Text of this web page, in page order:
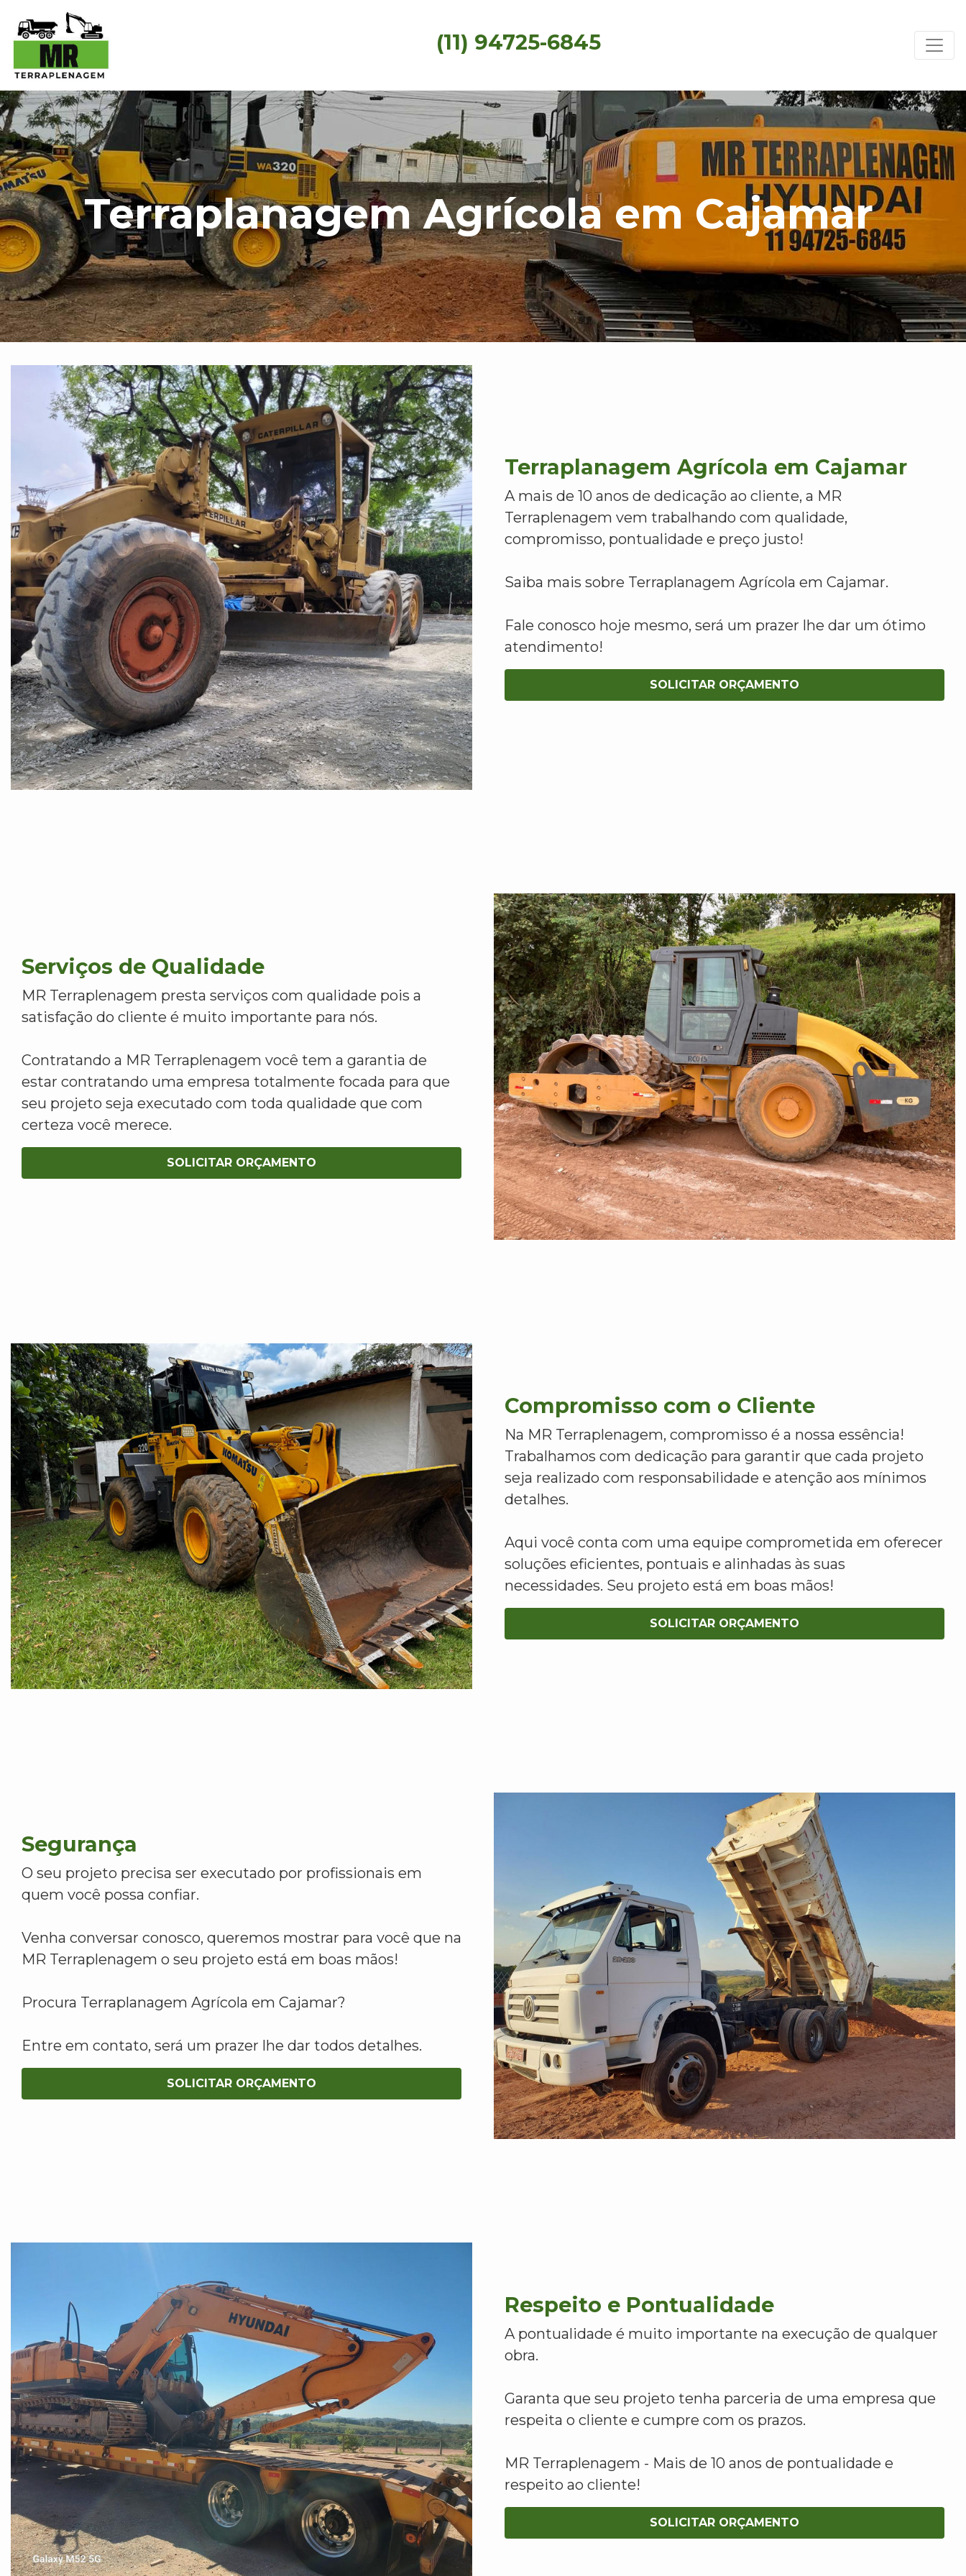
(11) 94725-6845
Terraplanagem Agrícola em Cajamar
Terraplanagem Agrícola em Cajamar
A mais de 10 anos de dedicação ao cliente, a MR
Terraplenagem vem trabalhando com qualidade,
compromisso, pontualidade e preço justo!
Saiba mais sobre Terraplanagem Agrícola em Cajamar.
Fale conosco hoje mesmo, será um prazer lhe dar um ótimo
atendimento!
SOLICITAR ORÇAMENTO
Serviços de Qualidade
MR Terraplenagem presta serviços com qualidade pois a
satisfação do cliente é muito importante para nós.
Contratando a MR Terraplenagem você tem a garantia de
estar contratando uma empresa totalmente focada para que
seu projeto seja executado com toda qualidade que com
certeza você merece.
SOLICITAR ORÇAMENTO
Compromisso com o Cliente
Na MR Terraplenagem, compromisso é a nossa essência!
Trabalhamos com dedicação para garantir que cada projeto
seja realizado com responsabilidade e atenção aos mínimos
detalhes.
Aqui você conta com uma equipe comprometida em oferecer
soluções eficientes, pontuais e alinhadas às suas
necessidades. Seu projeto está em boas mãos!
SOLICITAR ORÇAMENTO
Segurança
O seu projeto precisa ser executado por profissionais em
quem você possa confiar.
Venha conversar conosco, queremos mostrar para você que na
MR Terraplenagem o seu projeto está em boas mãos!
Procura Terraplanagem Agrícola em Cajamar?
Entre em contato, será um prazer lhe dar todos detalhes.
SOLICITAR ORÇAMENTO
Respeito e Pontualidade
A pontualidade é muito importante na execução de qualquer
obra.
Garanta que seu projeto tenha parceria de uma empresa que
respeita o cliente e cumpre com os prazos.
MR Terraplenagem - Mais de 10 anos de pontualidade e
respeito ao cliente!
SOLICITAR ORÇAMENTO